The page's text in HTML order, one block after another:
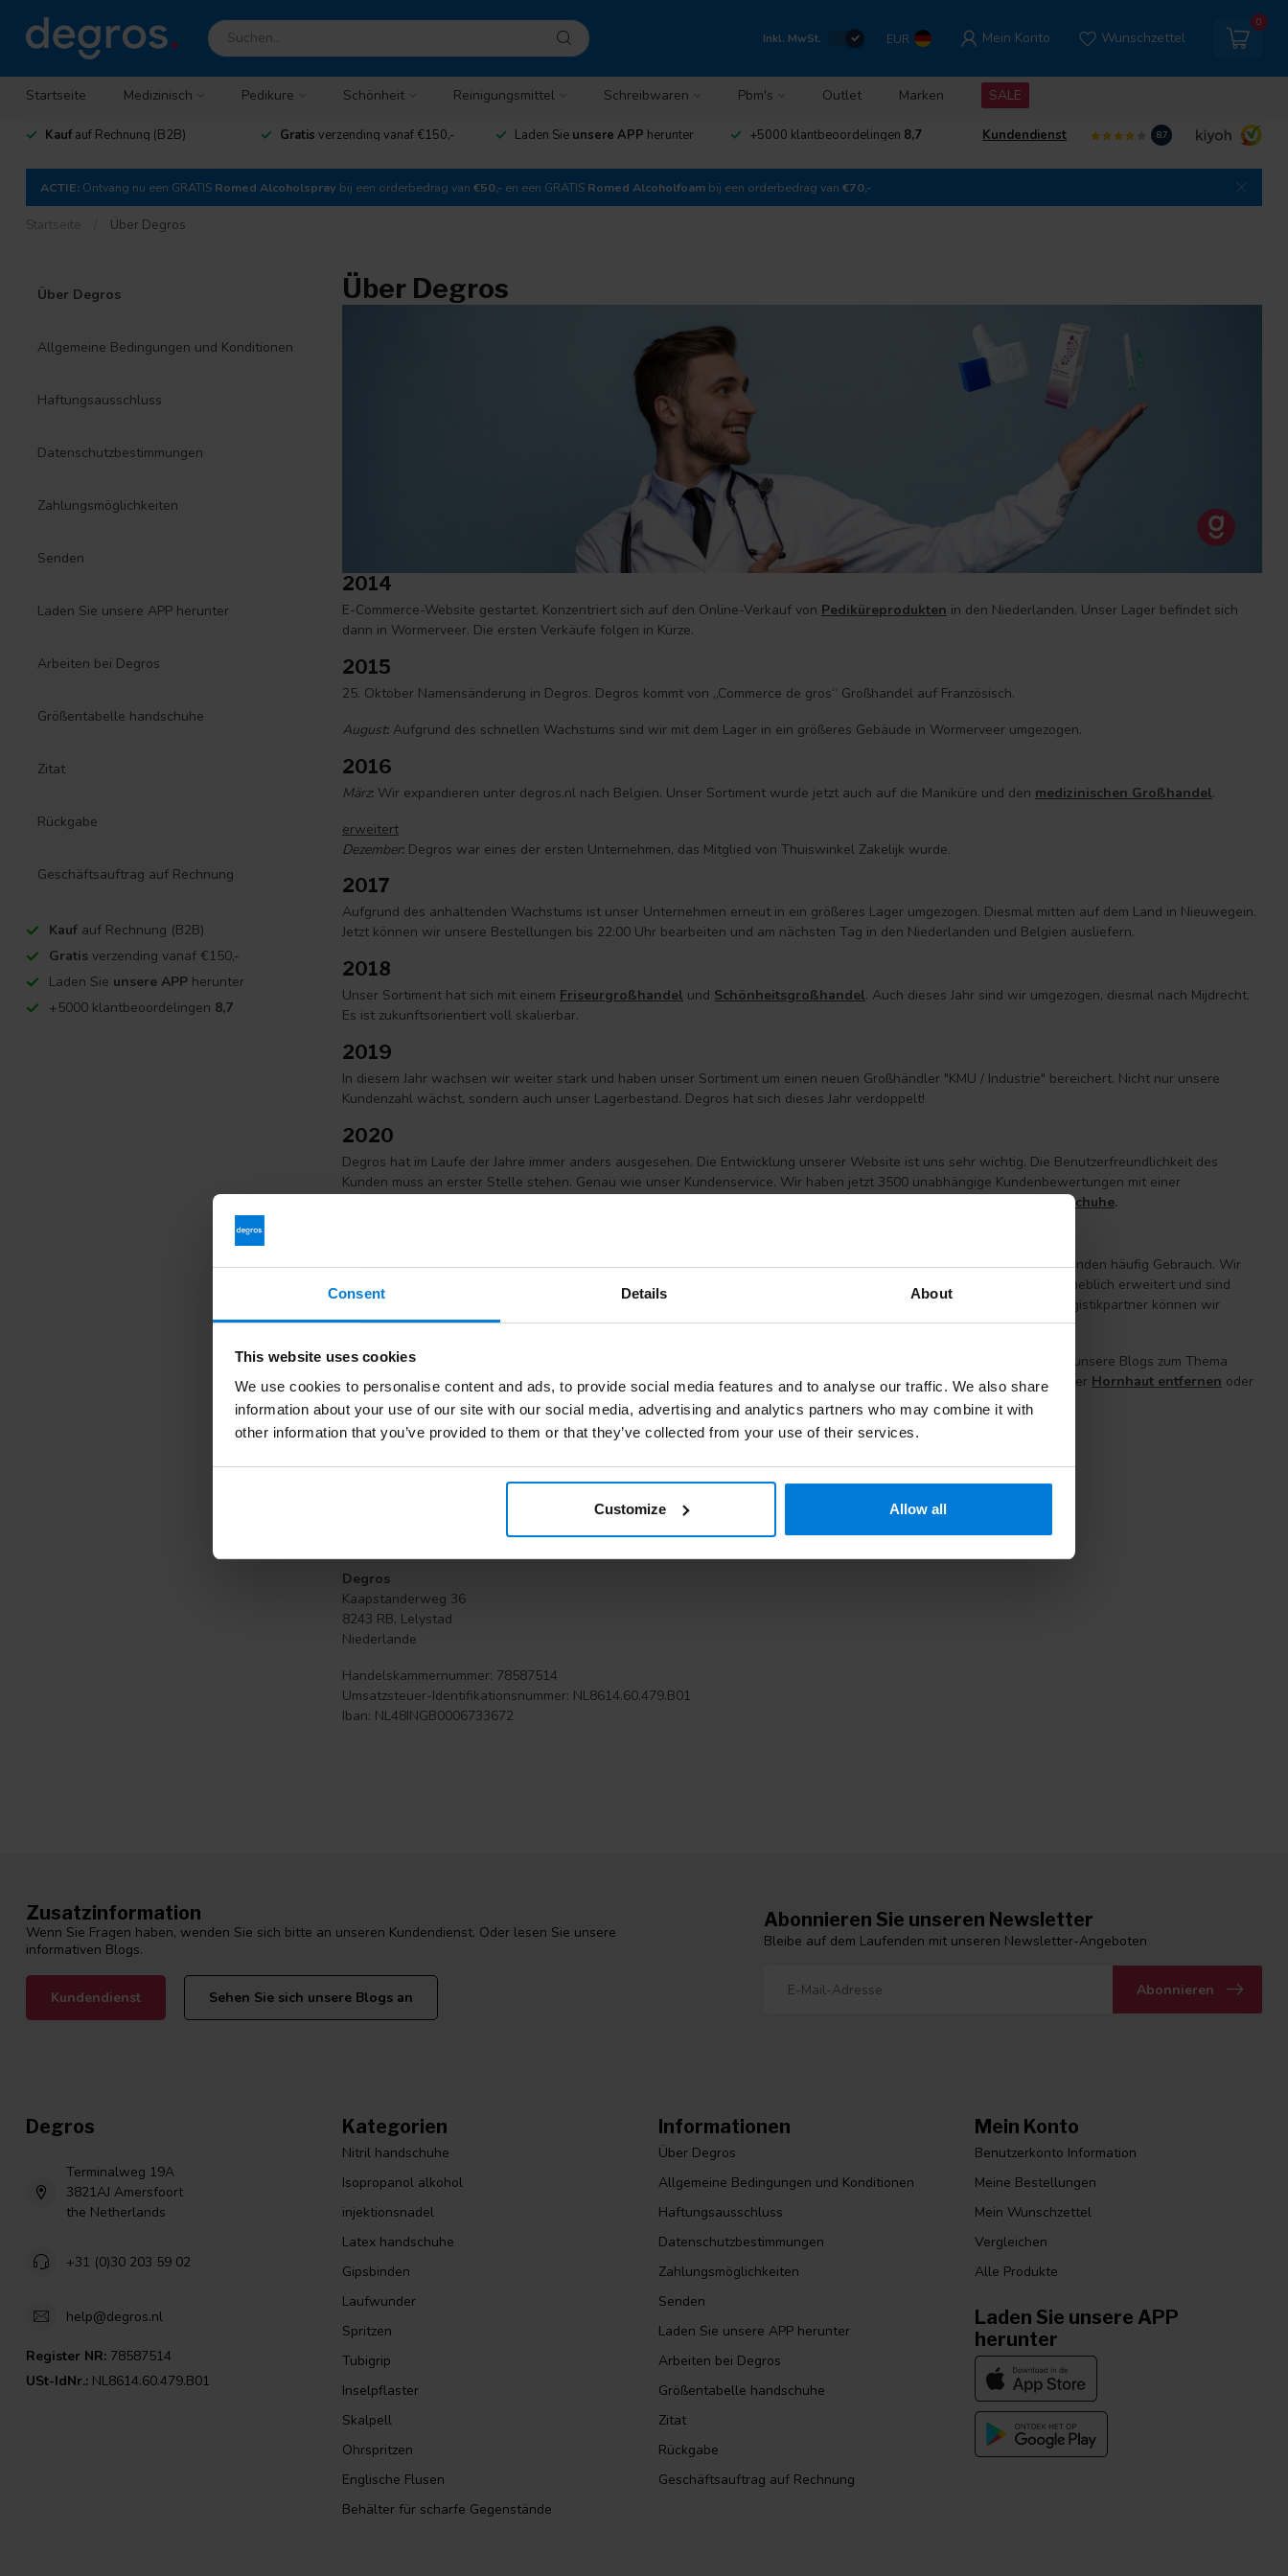
Consent Details About
This website uses cookies
We use cookies to personalise content and ads, to provide social media features and to analyse our traffic. We also share
information about your use of our site with our social media, advertising and analytics partners who may combine it with
other information that you’ve provided to them or that they’ve collected from your use of their services.
Customize Allow all
Inkl. MwSt. EUR Mein Konto Wunschzettel
0
Startseite Medizinisch Pedikure Schönheit Reinigungsmittel Schreibwaren Pbm's Outlet Marken SALE
Kaufauf Rechnung (B2B) Gratis verzending vanaf €150,- Laden Sie unsere APP herunter +5000 klantbeoordelingen 8,7 Kundendienst 8.7
ACTIE: Ontvang nu een GRATIS Romed Alcoholspray bij een orderbedrag van €50,- en een GRATIS Romed Alcoholfoam bij een orderbedrag van €70,-
Startseite Über Degros
Über Degros
Allgemeine Bedingungen und Konditionen
Haftungsausschluss
Datenschutzbestimmungen
Zahlungsmöglichkeiten
Senden
Laden Sie unsere APP herunter
Arbeiten bei Degros
Größentabelle handschuhe
Zitat
Rückgabe
Geschäftsauftrag auf Rechnung
Kauf auf Rechnung (B2B)
Gratis verzending vanaf €150,-
Laden Sie unsere APP herunter
+5000 klantbeoordelingen 8,7
Über Degros
2014
E-Commerce-Website gestartet. Konzentriert sich auf den Online-Verkauf von Pediküreprodukten in den Niederlanden. Unser Lager befindet sich
dann in Wormerveer. Die ersten Verkäufe folgen in Kürze.
2015
25. Oktober Namensänderung in Degros. Degros kommt von „Commerce de gros“ Großhandel auf Französisch.
August: Aufgrund des schnellen Wachstums sind wir mit dem Lager in ein größeres Gebäude in Wormerveer umgezogen.
2016
März: Wir expandieren unter degros.nl nach Belgien. Unser Sortiment wurde jetzt auch auf die Maniküre und den medizinischen Großhandel.
erweitert
Dezember: Degros war eines der ersten Unternehmen, das Mitglied von Thuiswinkel Zakelijk wurde.
2017
Aufgrund des anhaltenden Wachstums ist unser Unternehmen erneut in ein größeres Lager umgezogen. Diesmal mitten auf dem Land in Nieuwegein.
Jetzt können wir unsere Bestellungen bis 22:00 Uhr bearbeiten und am nächsten Tag in den Niederlanden und Belgien ausliefern.
2018
Unser Sortiment hat sich mit einem Friseurgroßhandel und Schönheitsgroßhandel. Auch dieses Jahr sind wir umgezogen, diesmal nach Mijdrecht.
Es ist zukunftsorientiert voll skalierbar.
2019
In diesem Jahr wachsen wir weiter stark und haben unser Sortiment um einen neuen Großhändler "KMU / Industrie" bereichert. Nicht nur unsere
Kundenzahl wächst, sondern auch unser Lagerbestand. Degros hat sich dieses Jahr verdoppelt!
2020
Degros hat im Laufe der Jahre immer anders ausgesehen. Die Entwicklung unserer Website ist uns sehr wichtig. Die Benutzerfreundlichkeit des
Kunden muss an erster Stelle stehen. Genau wie unser Kundenservice. Wir haben jetzt 3500 unabhängige Kundenbewertungen mit einer
Nitril handschuhe.
Dieses Jahr haben wir unsere APP eingeführt und sie war von Anfang an ein sofortiger Erfolg. Davon machen unsere Kunden häufig Gebrauch. Wir
erhalten viele positive Bewertungen über Google, KiYoh, Facebook und über unsere APP. Wir haben unser Sortiment erheblich erweitert und sind
bereit für die Zukunft! Mit einem weiteren Umzug Anfang 2022 befinden wir uns jetzt in Lelystad. Mit unserem neuen Logistikpartner können wir
europaweit schnell und gut versenden.
UnsereWissensblogs
sind sehr beliebt! Wir sind der Spezialist im Bereich Alkohol (Reinigung und Desinfektion). Auch unsere Blogs zum Thema
Fußpflege werden sehr gut gelesen und auch online sehr gut gefunden. Schauen Sie sich zum Beispiel unseren Blog über Hornhaut entfernen oder
über
Nagelpilz
Degros - Komfort zu Ihrem Vorteil
Wir liefern schnell, vor 22:00 Uhr bestellt, heute versendet.
Exzellenter Kundenservice, über 5000 Kiyoh-Kundenbewertungen
Kostenloser Versand ab €150,-
Degros
Kaapstanderweg 36
8243 RB, Lelystad
Niederlande
Handelskammernummer: 78587514
Umsatzsteuer-Identifikationsnummer: NL8614.60.479.B01
Iban: NL48INGB0006733672
Zusatzinformation
Wenn Sie Fragen haben, wenden Sie sich bitte an unseren Kundendienst. Oder lesen Sie unsere
informativen Blogs.
Kundendienst Sehen Sie sich unsere Blogs an
Abonnieren Sie unseren Newsletter
Bleibe auf dem Laufenden mit unseren Newsletter-Angeboten
Abonnieren
Degros
Terminalweg 19A
3821AJ Amersfoort
the Netherlands
+31 (0)30 203 59 02
help@degros.nl
Register NR: 78587514
USt-IdNr.: NL8614.60.479.B01
Kategorien
Nitril handschuhe
Isopropanol alkohol
injektionsnadel
Latex handschuhe
Gipsbinden
Laufwunder
Spritzen
Tubigrip
Inselpflaster
Skalpell
Ohrspritzen
Englische Flusen
Behälter für scharfe Gegenstände
Informationen
Über Degros
Allgemeine Bedingungen und Konditionen
Haftungsausschluss
Datenschutzbestimmungen
Zahlungsmöglichkeiten
Senden
Laden Sie unsere APP herunter
Arbeiten bei Degros
Größentabelle handschuhe
Zitat
Rückgabe
Geschäftsauftrag auf Rechnung
Mein Konto
Benutzerkonto Information
Meine Bestellungen
Mein Wunschzettel
Vergleichen
Alle Produkte
Laden Sie unsere APP
herunter